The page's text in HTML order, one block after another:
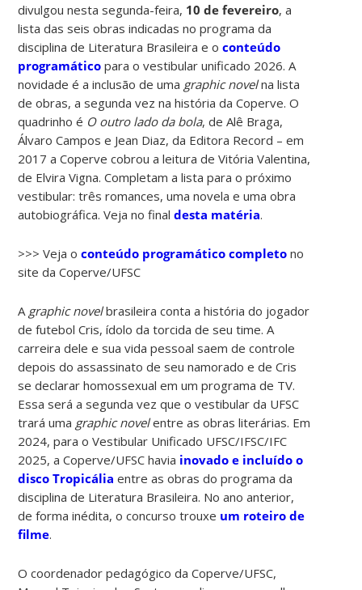
divulgou nesta segunda-feira, 10 de fevereiro, a
lista das seis obras indicadas no programa da
disciplina de Literatura Brasileira e oconteúdo
programático para o vestibular unificado 2026. A
novidade é a inclusão de uma graphic novelna lista
de obras, a segunda vez na história da Coperve. O
quadrinho é O outro lado da bola, de Alê Braga,
Álvaro Campos e Jean Diaz, da Editora Record – em
2017 a Coperve cobrou a leitura de Vitória Valentina,
de Elvira Vigna. Completam a lista para o próximo
vestibular: três romances, uma novela e uma obra
autobiográfica. Veja no finaldesta matéria.
>>> Veja oconteúdo programático completo no
site da Coperve/UFSC
A graphic novelbrasileira conta a história do jogador
de futebol Cris, ídolo da torcida de seu time. A
carreira dele e sua vida pessoal saem de controle
depois do assassinato de seu namorado e de Cris
se declarar homossexual em um programa de TV.
Essa será a segunda vez que o vestibular da UFSC
trará uma graphic novelentre as obras literárias. Em
2024, para o Vestibular Unificado UFSC/IFSC/IFC
2025, a Coperve/UFSC havia inovado e incluído o
disco Tropicália entre as obras do programa da
disciplina de Literatura Brasileira. No ano anterior,
de forma inédita, o concurso trouxe um roteiro de
filme.
O coordenador pedagógico da Coperve/UFSC,